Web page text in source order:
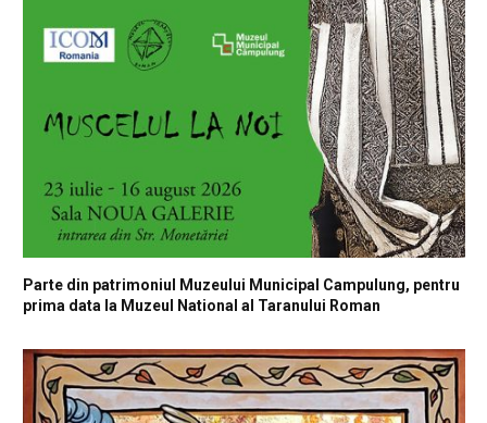
Parte din patrimoniul Muzeului Municipal Campulung, pentru
prima data la Muzeul National al Taranului Roman